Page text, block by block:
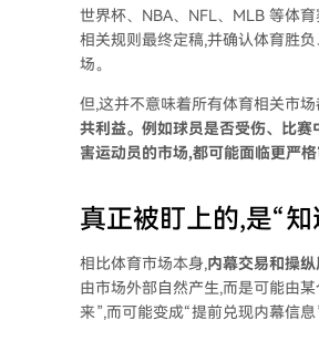
世界杯、NBA、NFL、MLB 等体
相关规则最终定稿,并确认体育胜
场。
但,这并不意味着所有体育相关市
共利益。例如球员是否受伤、比
害运动员的市场,都可能面临更严格
真正被盯上的,是“
相比体育市场本身,内幕交易和操
由市场外部自然产生,而是可能由
来”,而可能变成“提前兑现内幕信息”